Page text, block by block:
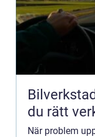
du rätt
När problem